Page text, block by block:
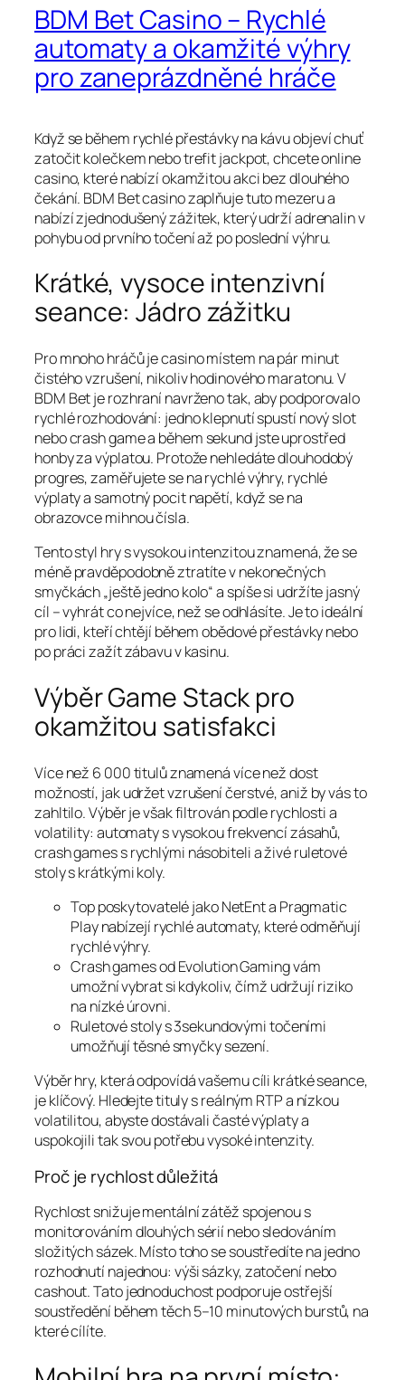
BDM Bet Casino – Rychlé
automaty a okamžité výhry
pro zaneprázdněné hráče
Když se během rychlé přestávky na kávu objeví chuť
zatočit kolečkem nebo trefit jackpot, chcete online
casino, které nabízí okamžitou akci bez dlouhého
čekání. BDM Bet casino zaplňuje tuto mezeru a
nabízí zjednodušený zážitek, který udrží adrenalin v
pohybu od prvního točení až po poslední výhru.
Krátké, vysoce intenzivní
seance: Jádro zážitku
Pro mnoho hráčů je casino místem na pár minut
čistého vzrušení, nikoliv hodinového maratonu. V
BDM Bet je rozhraní navrženo tak, aby podporovalo
rychlé rozhodování: jedno klepnutí spustí nový slot
nebo crash game a během sekund jste uprostřed
honby za výplatou. Protože nehledáte dlouhodobý
progres, zaměřujete se na rychlé výhry, rychlé
výplaty a samotný pocit napětí, když se na
obrazovce mihnou čísla.
Tento styl hry s vysokou intenzitou znamená, že se
méně pravděpodobně ztratíte v nekonečných
smyčkách „ještě jedno kolo“ a spíše si udržíte jasný
cíl – vyhrát co nejvíce, než se odhlásíte. Je to ideální
pro lidi, kteří chtějí během obědové přestávky nebo
po práci zažít zábavu v kasinu.
Výběr Game Stack pro
okamžitou satisfakci
Více než 6 000 titulů znamená více než dost
možností, jak udržet vzrušení čerstvé, aniž by vás to
zahltilo. Výběr je však filtrován podle rychlosti a
volatility: automaty s vysokou frekvencí zásahů,
crash games s rychlými násobiteli a živé ruletové
stoly s krátkými koly.
Top poskytovatelé jako NetEnt a Pragmatic
Play nabízejí rychlé automaty, které odměňují
rychlé výhry.
Crash games od Evolution Gaming vám
umožní vybrat si kdykoliv, čímž udržují riziko
na nízké úrovni.
Ruletové stoly s 3sekundovými točeními
umožňují těsné smyčky sezení.
Výběr hry, která odpovídá vašemu cíli krátké seance,
je klíčový. Hledejte tituly s reálným RTP a nízkou
volatilitou, abyste dostávali časté výplaty a
uspokojili tak svou potřebu vysoké intenzity.
Proč je rychlost důležitá
Rychlost snižuje mentální zátěž spojenou s
monitorováním dlouhých sérií nebo sledováním
složitých sázek. Místo toho se soustředíte na jedno
rozhodnutí najednou: výši sázky, zatočení nebo
cashout. Tato jednoduchost podporuje ostřejší
soustředění během těch 5–10 minutových burstů, na
které cílíte.